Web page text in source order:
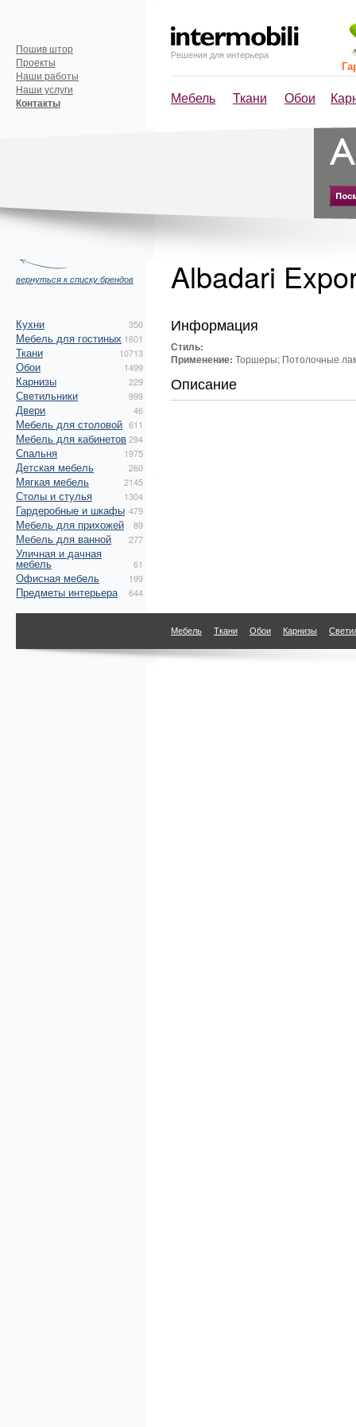
Решения для интерьера
Мебель Ткани Обои
Пошив штор
Проекты
Наши работы
Наши услуги
Контакты
вернуться к списку брендов
Кухни 350
Мебель для гостиных 1601
Ткани 10713
Обои 1499
Карнизы 229
Светильники 999
Двери 46
Мебель для столовой 611
Мебель для кабинетов294
Спальня 1975
Детская мебель 260
Мягкая мебель 2145
Столы и стулья 1304
Гардеробные и шкафы 479
Мебель для прихожей 89
Мебель для ванной 277
Уличная и дачная
мебель 61
Офисная мебель 199
Предметы интерьера 644
Albadari
Информация
Стиль:
Применение: Торшеры; Потолочные
Описание
Мебель Ткани Обои Карнизы